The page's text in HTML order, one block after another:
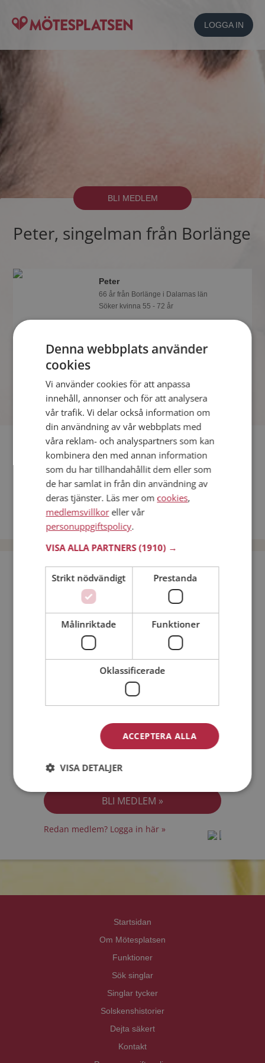
LOGGA IN
BLI MEDLEM
Peter, singelman från Borlänge
Peter
66 år från Borlänge i Dalarnas län
Söker kvinna 55 - 72 år
Vill du veta mer om Peter? Du kan se
foton om du är medlem på
Mötesplatsen.
Fler singlar
Fler singelmän från Borlänge:Enar ,Stefan,Simon
Kvinnor från Borlänge
Dejta kvinnor i Sverige
Dejta män i Sverige
Bli medlem utan kostnad!
Min ålder:
Personuppgiftspolicyn
Redan medlem? Logga in här »
Startsidan
Om Mötesplatsen
Funktioner
Sök singlar
Singlar tycker
Solskenshistorier
Dejta säkert
Kontakt
Denna webbplats använder
cookies
Vi använder cookies för att anpassa
innehåll, annonser och för att analysera
vår trafik. Vi delar också information om
din användning av vår webbplats med
våra reklam- och analyspartners som kan
kombinera den med annan information
som du har tillhandahållit dem eller som
de har samlat in från din användning av
deras tjänster. Läs mer om cookies,
medlemsvillkoreller vår
personuppgiftspolicy.
VISA ALLA PARTNERS(1910) →
Strikt nödvändigt Prestanda
Målinriktade Funktioner
Oklassificerade
ACCEPTERA ALLA
VISA DETALJER